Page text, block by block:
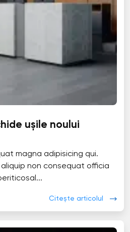
ușile noului
magna adipisicing qui.
non consequat officia
Citește articolul